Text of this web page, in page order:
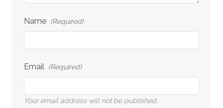
Name (Required)
Email (Required)
Your email address will not be published.